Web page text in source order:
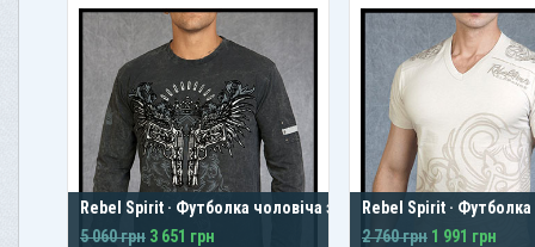
Rebel Spirit · Футболка чоловіча з
довгим рукавом
5 060 грн 3 651 грн
Rebel Spirit ·
2 760 грн 1 991 грн